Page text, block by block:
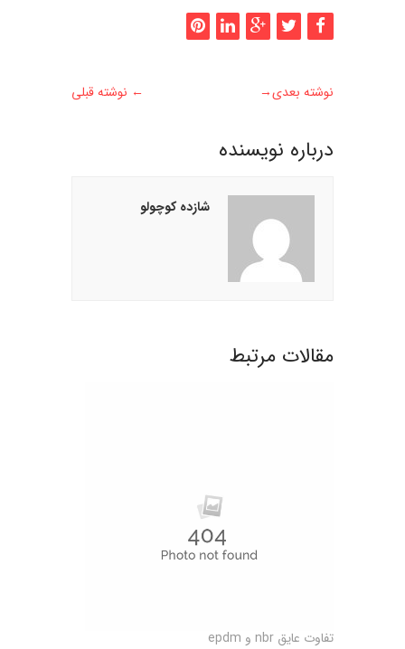
← نوشته قبلی نوشته بعدی→
درباره نويسنده
شازده کوچولو
مقالات مرتبط
تفاوت عایق nbr و epdm